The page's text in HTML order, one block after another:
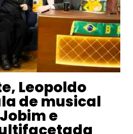
Leopoldo
de musical
e